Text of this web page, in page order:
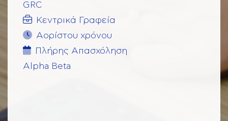
GRC
Κεντρικά Γραφεία
Αορίστου χρόνου
Πλήρης Aπασχόληση
Alpha Beta